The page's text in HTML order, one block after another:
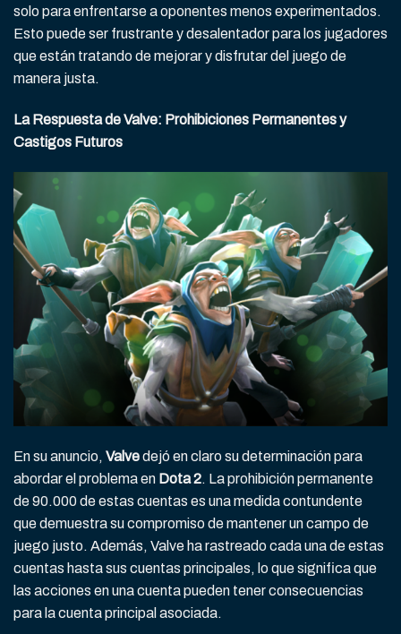
solo para enfrentarse a oponentes menos experimentados.
Esto puede ser frustrante y desalentador para los jugadores
que están tratando de mejorar y disfrutar del juego de
manera justa.
La Respuesta de Valve: Prohibiciones Permanentes y
Castigos Futuros
En su anuncio, Valvedejó en claro su determinación para
abordar el problema en Dota 2. La prohibición permanente
de 90.000 de estas cuentas es una medida contundente
que demuestra su compromiso de mantener un campo de
juego justo. Además, Valve ha rastreado cada una de estas
cuentas hasta sus cuentas principales, lo que significa que
las acciones en una cuenta pueden tener consecuencias
para la cuenta principal asociada.